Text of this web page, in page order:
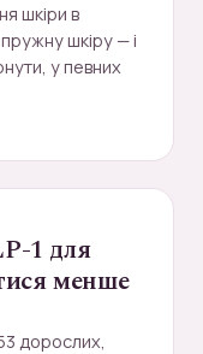
шкіри в
шкіру — і
у певних
1 для
менше
дорослих,